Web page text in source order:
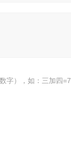
字），如：三加四=7